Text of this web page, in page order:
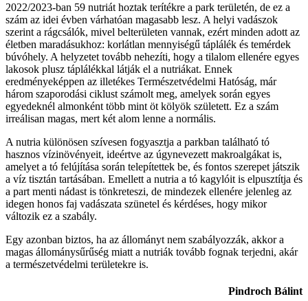
2022/2023-ban 59 nutriát hoztak terítékre a park területén, de ez a
szám az idei évben várhatóan magasabb lesz. A helyi vadászok
szerint a rágcsálók, mivel belterületen vannak, ezért minden adott az
életben maradásukhoz: korlátlan mennyiségű táplálék és temérdek
búvóhely. A helyzetet tovább nehezíti, hogy a tilalom ellenére egyes
lakosok plusz táplálékkal látják el a nutriákat. Ennek
eredményeképpen az illetékes Természetvédelmi Hatóság, már
három szaporodási ciklust számolt meg, amelyek során egyes
egyedeknél almonként több mint öt kölyök született. Ez a szám
irreálisan magas, mert két alom lenne a normális.
A nutria különösen szívesen fogyasztja a parkban található tó
hasznos vízinövényeit, ideértve az úgynevezett makroalgákat is,
amelyet a tó felújítása során telepítettek be, és fontos szerepet játszik
a víz tisztán tartásában. Emellett a nutria a tó kagylóit is elpusztítja és
a part menti nádast is tönkreteszi, de mindezek ellenére jelenleg az
idegen honos faj vadászata szünetel és kérdéses, hogy mikor
változik ez a szabály.
Egy azonban biztos, ha az állományt nem szabályozzák, akkor a
magas állománysűrűség miatt a nutriák tovább fognak terjedni, akár
a természetvédelmi területekre is.
Pindroch Bálint